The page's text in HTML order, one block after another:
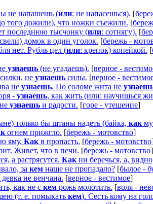
не напашешь (или: не напасешься). [
того дожили), что ножки съежили. [
последнюю тысчонку (или: сотнягу). [
домок в один уголок. [бережь -
нет. Рубль цел (или: крепок) копейкой. [
узнаешь (не угадаешь). [верное -
не узнаешь силы. [верное -
не узнаешь. По соломе жита не
- узнаешь, как жить (или: научишься
узнаешь и радости. [горе - утешение]
только бы штаны надеть (байка, как
огнем прижгло. [бережь - мотовство]
яму. Как в пропасть. [бережь - мотовство
Живет, что в печи. [бережь - мотовство]
а растрясутся. Как ни беречься, а,
за кем наше не пропадало? [былое -
девка не венчана. [верное - вестимое]
как не с кем рожь молотить. [воля -
(т. е. помыкать кем). Сесть кому на